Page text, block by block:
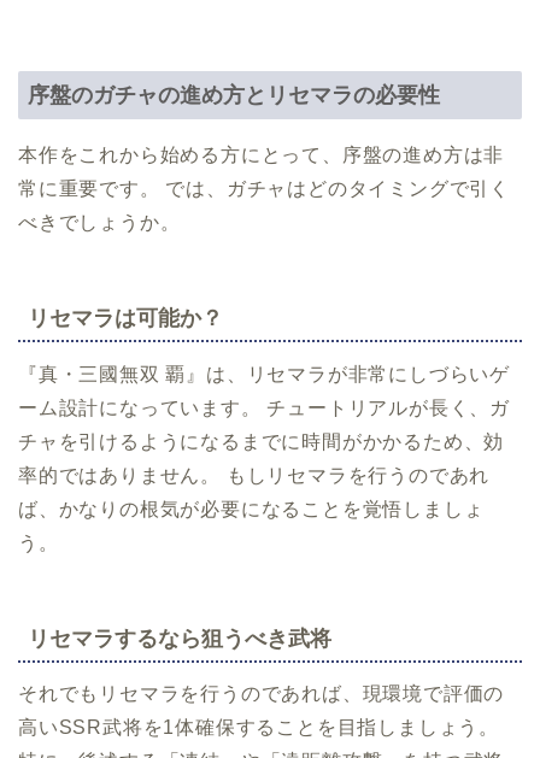
序盤のガチャの進め方とリセマラの必要性
本作をこれから始める方にとって、序盤の進め方は非
常に重要です。 では、ガチャはどのタイミングで引く
べきでしょうか。
リセマラは可能か？
『真・三國無双 覇』は、リセマラが非常にしづらいゲ
ーム設計になっています。 チュートリアルが長く、ガ
チャを引けるようになるまでに時間がかかるため、効
率的ではありません。 もしリセマラを行うのであれ
ば、かなりの根気が必要になることを覚悟しましょ
う。
リセマラするなら狙うべき武将
それでもリセマラを行うのであれば、現環境で評価の
高いSSR武将を1体確保することを目指しましょう。